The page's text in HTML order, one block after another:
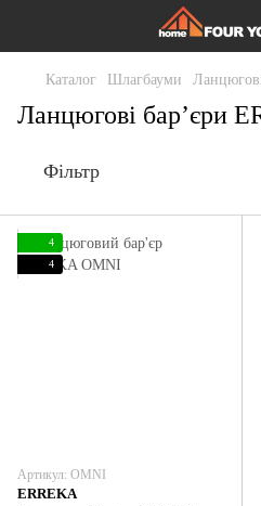
Каталог Шлагбауми
Ланцюгові бар’єри
Фільтр
4
4
Артикул: OMNI
ERREKA